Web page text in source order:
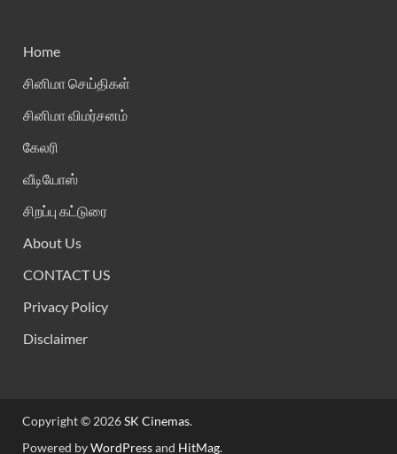
Home
சினிமா செய்திகள்
சினிமா விமர்சனம்
கேலரி
வீடியோஸ்
சிறப்பு கட்டுரை
About Us
CONTACT US
Privacy Policy
Disclaimer
Copyright © 2026SK Cinemas.
Powered byWordPressand HitMag.